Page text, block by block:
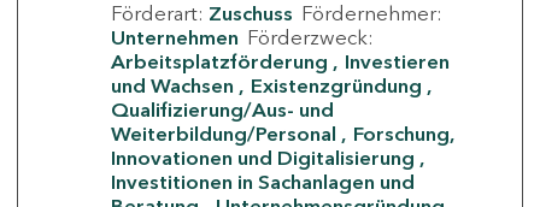
Förderart: Zuschuss Fördernehmer:
Unternehmen Förderzweck:
Arbeitsplatzförderung
Investieren
und Wachsen
Existenzgründung
Qualifizierung/Aus- und
Weiterbildung/Personal
Forschung,
Innovationen und Digitalisierung
Investitionen in Sachanlagen und